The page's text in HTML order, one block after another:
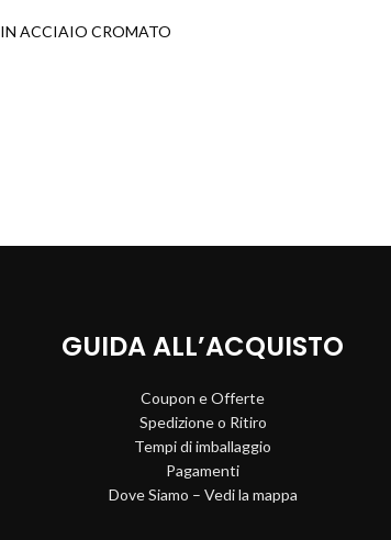
ACCIAIO CROMATO
GUIDA ALL’ACQUISTO
Coupon e Offerte
Spedizione o Ritiro
Tempi di imballaggio
Pagamenti
Dove Siamo – Vedi la mappa